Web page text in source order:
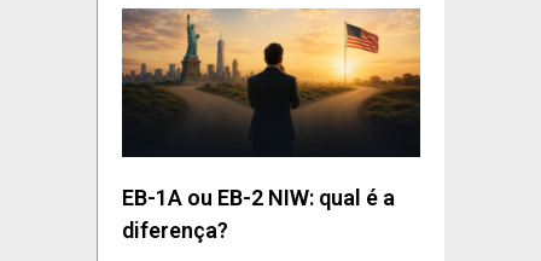
EB-1A ou EB-2 NIW: qual é a
diferença?